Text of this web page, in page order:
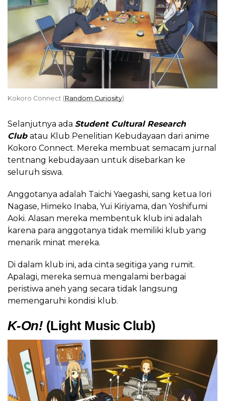
Kokoro Connect (Random Curiosity)
Selanjutnya ada Student Cultural Research
Club atau Klub Penelitian Kebudayaan dari anime
Kokoro Connect. Mereka membuat semacam jurnal
tentnang kebudayaan untuk disebarkan ke
seluruh siswa.
Anggotanya adalah Taichi Yaegashi, sang ketua Iori
Nagase, Himeko Inaba, Yui Kiriyama, dan Yoshifumi
Aoki. Alasan mereka membentuk klub ini adalah
karena para anggotanya tidak memiliki klub yang
menarik minat mereka.
Di dalam klub ini, ada cinta segitiga yang rumit.
Apalagi, mereka semua mengalami berbagai
peristiwa aneh yang secara tidak langsung
memengaruhi kondisi klub.
K-On!(Light Music Club)